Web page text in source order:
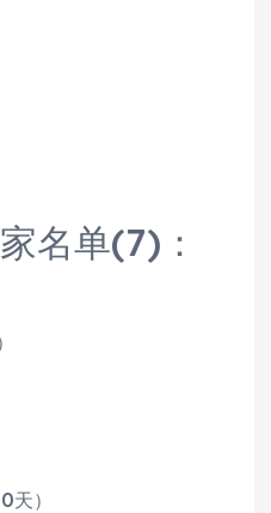
名单(7)：
）